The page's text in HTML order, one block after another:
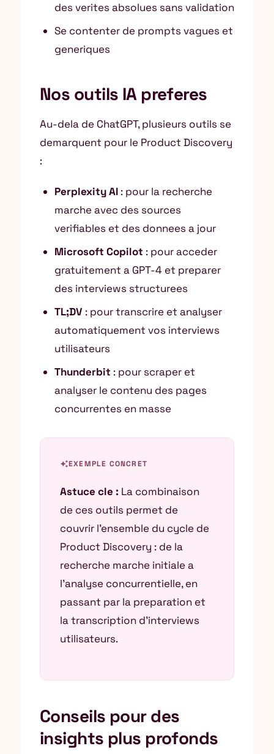
des verites absolues sans validation
Se contenter de prompts vagues et
generiques
Nos outils IA preferes
Au-dela de ChatGPT, plusieurs outils se
demarquent pour le Product Discovery
:
Perplexity AI : pour la recherche
marche avec des sources
verifiables et des donnees a jour
Microsoft Copilot : pour acceder
gratuitement a GPT-4 et preparer
des interviews structurees
TL;DV : pour transcrire et analyser
automatiquement vos interviews
utilisateurs
Thunderbit : pour scraper et
analyser le contenu des pages
concurrentes en masse
auto_awesomeEXEMPLE CONCRET
Astuce cle : La combinaison
de ces outils permet de
couvrir l’ensemble du cycle de
Product Discovery : de la
recherche marche initiale a
l’analyse concurrentielle, en
passant par la preparation et
la transcription d’interviews
utilisateurs.
Conseils pour des
insights plus profonds